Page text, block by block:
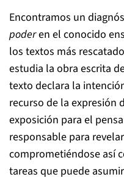
Encontramos un
poderen el conocido
los textos más
estudia la obra escrita
texto declara la
recurso de la expresión
exposición para el
responsable para
comprometiéndose así
tareas que puede